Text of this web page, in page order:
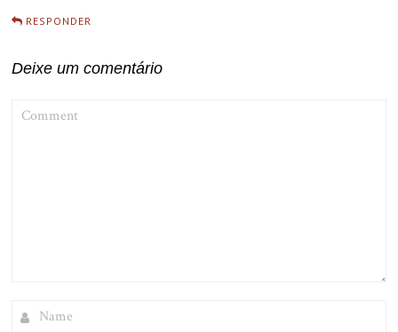
RESPONDER
Deixe um comentário